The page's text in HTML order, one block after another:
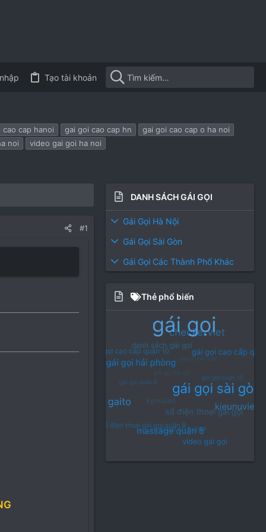
Tạo tài khoản
cao cap hanoi gai goi cao cap hn
gai goi cao cap o ha noi
noi video gai goi ha noi
#1
DANH SÁCH GÁI GỌI
Gái Gọi Hà Nội
Gái Gọi Sài Gòn
Gái Gọi Các Thành Phố Khác
Thẻ phổ biến